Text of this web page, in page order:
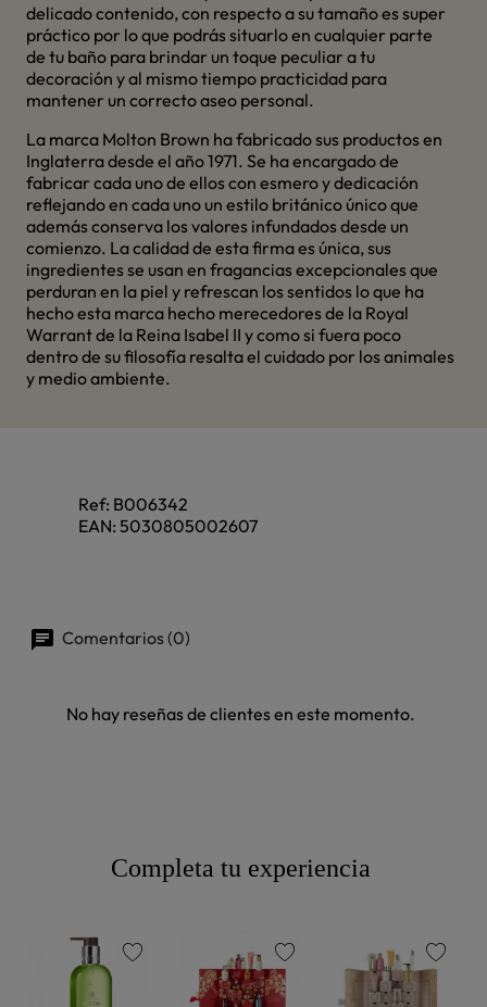
delicado contenido, con respecto a su tamaño es super
práctico por lo que podrás situarlo en cualquier parte
de tu baño para brindar un toque peculiar a tu
decoración y al mismo tiempo practicidad para
mantener un correcto aseo personal.
La marca Molton Brown ha fabricado sus productos en
Inglaterra desde el año 1971. Se ha encargado de
fabricar cada uno de ellos con esmero y dedicación
reflejando en cada uno un estilo británico único que
además conserva los valores infundados desde un
comienzo. La calidad de esta firma es única, sus
ingredientes se usan en fragancias excepcionales que
perduran en la piel y refrescan los sentidos lo que ha
hecho esta marca hecho merecedores de la Royal
Warrant de la Reina Isabel II y como si fuera poco
dentro de su filosofía resalta el cuidado por los animales
y medio ambiente.
Ref: B006342
EAN: 5030805002607
Comentarios (0)
No hay reseñas de clientes en este momento.
Completa tu experiencia
favorite favorite